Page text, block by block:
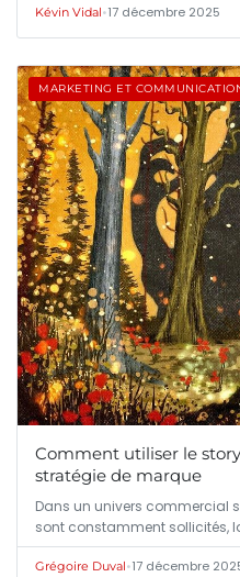
Kévin Vidal•17 décembre 2025
MARKETING ET
Comment utiliser le
stratégie de marque
Dans un univers commercial
sont constamment sollicités,
Grégoire Duval•17 décembre